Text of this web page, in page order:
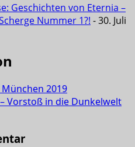
Geschichten von Eternia –
Nummer 1?! - 30. Juli
2019
Vorstoß in die Dunkelwelt